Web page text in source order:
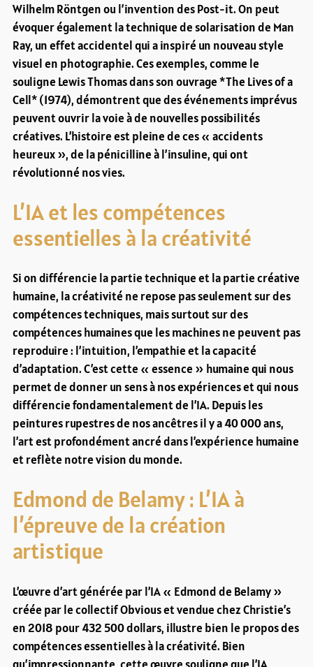
Wilhelm Röntgen ou l’invention des Post-it. On peut
évoquer également la technique de solarisation de Man
Ray, un effet accidentel qui a inspiré un nouveau style
visuel en photographie. Ces exemples, comme le
souligne Lewis Thomas dans son ouvrage *The Lives of a
Cell* (1974), démontrent que des événements imprévus
peuvent ouvrir la voie à de nouvelles possibilités
créatives. L’histoire est pleine de ces « accidents
heureux », de la pénicilline à l’insuline, qui ont
révolutionné nos vies.
L’IA et les compétences
essentielles à la créativité
Si on différencie la partie technique et la partie créative
humaine, la créativité ne repose pas seulement sur des
compétences techniques, mais surtout sur des
compétences humaines que les machines ne peuvent pas
reproduire : l’intuition, l’empathie et la capacité
d’adaptation. C’est cette « essence » humaine qui nous
permet de donner un sens à nos expériences et qui nous
différencie fondamentalement de l’IA. Depuis les
peintures rupestres de nos ancêtres il y a 40 000 ans,
l’art est profondément ancré dans l’expérience humaine
et reflète notre vision du monde.
Edmond de Belamy : L’IA à
l’épreuve de la création
artistique
L’œuvre d’art générée par l’IA « Edmond de Belamy »
créée par le collectif Obvious et vendue chez Christie’s
en 2018 pour 432 500 dollars, illustre bien le propos des
compétences essentielles à la créativité. Bien